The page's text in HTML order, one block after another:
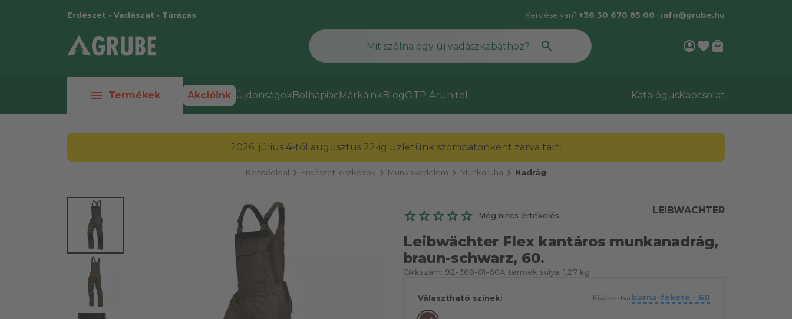
Erdészet • Vadászat • Túrázás Kérdése van? +36 30 670 85 00 • info@grube.hu
account_circlefavorite local_mall
menu Termékek Akcióink ÚjdonságokBolhapiacMárkáinkBlogOTP Áruhitel KatalógusKapcsolat
2026. július 4-től augusztus 22-ig üzletünk szombatonként zárva tart.
Kezdőoldal chevron_right Erdészeti eszközök chevron_right Munkavédelem chevron_right Munkaruha chevron_right Nadrág
Még nincs értékelés LEIBWACHTER
Leibwächter Flex kantáros munkanadrág,
braun-schwarz, 60.
Cikkszám: 92-368-01-60A termék súlya: 1,27 kg
Választható színek: Kiválasztva:barna-fekete - 60